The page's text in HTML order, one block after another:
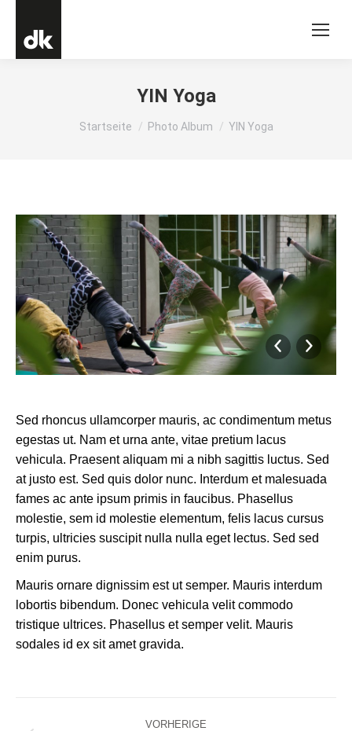
YIN Yoga
Du bist hier:
Startseite Photo Album YIN Yoga
Sed rhoncus ullamcorper mauris, ac condimentum metus
egestas ut. Nam et urna ante, vitae pretium lacus
vehicula. Praesent aliquam mi a nibh sagittis luctus. Sed
at justo est. Sed quis dolor nunc. Interdum et malesuada
fames ac ante ipsum primis in faucibus. Phasellus
molestie, sem id molestie elementum, felis lacus cursus
turpis, ultricies suscipit nulla nulla eget lectus. Sed sed
enim purus.
Mauris ornare dignissim est ut semper. Mauris interdum
lobortis bibendum. Donec vehicula velit commodo
tristique ultrices. Phasellus et semper velit. Mauris
sodales id ex sit amet gravida.
Albenavigation
VORHERIGE